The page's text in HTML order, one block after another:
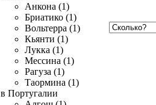
Анкона (1)
Бриатико (1)
Вольтерра (1)
Кьянти (1)
Лукка (1)
Мессина (1)
Рагуза (1)
Таормина (1)
в Португалии